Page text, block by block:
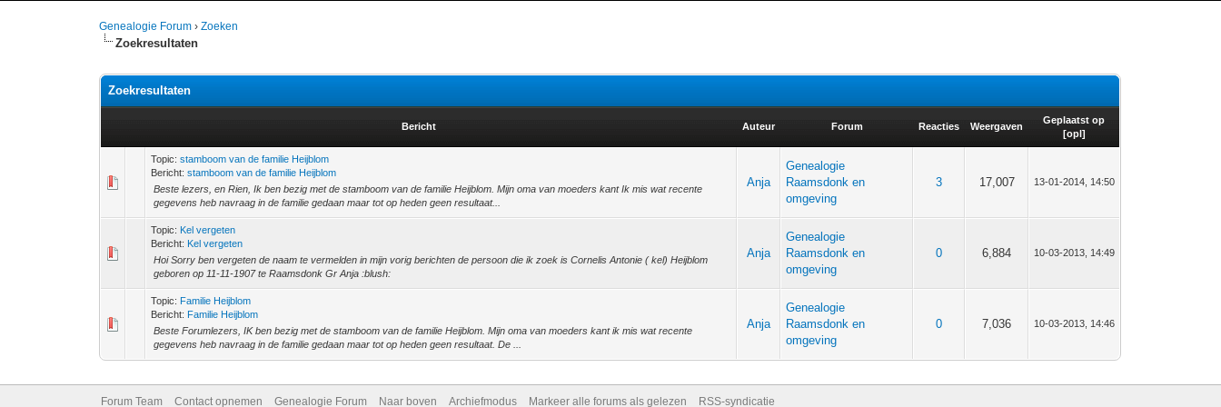
Genealogie Forum ›Zoeken
Zoekresultaten
Zoekresultaten
Bericht Auteur Forum Reacties Weergaven
Geplaatst op
[opl]
Topic:stamboom van de familie Heijblom
Bericht:stamboom van de familie Heijblom
Beste lezers, en Rien, Ik ben bezig met de stamboom van de familie Heijblom. Mijn oma van moeders kant Ik mis wat recente
gegevens heb navraag in de familie gedaan maar tot op heden geen resultaat...
Anja
Genealogie
Raamsdonk en
omgeving
3 17,007 13-01-2014, 14:50
Topic: Kel vergeten
Bericht: Kel vergeten
Hoi Sorry ben vergeten de naam te vermelden in mijn vorig berichten de persoon die ik zoek is Cornelis Antonie ( kel) Heijblom
geboren op 11-11-1907 te Raamsdonk Gr Anja :blush:
Anja
Genealogie
Raamsdonk en
omgeving
0 6,884 10-03-2013, 14:49
Topic: Familie Heijblom
Bericht: Familie Heijblom
Beste Forumlezers, IK ben bezig met de stamboom van de familie Heijblom. Mijn oma van moeders kant ik mis wat recente
gegevens heb navraag in de familie gedaan maar tot op heden geen resultaat. De ...
Anja
Genealogie
Raamsdonk en
omgeving
0 7,036 10-03-2013, 14:46
Forum Team Contact opnemen Genealogie Forum Naar boven Archiefmodus Markeer alle forums als gelezen RSS-syndicatie